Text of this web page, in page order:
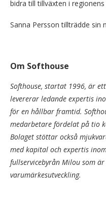
bidra till tillväxten i regionens
Sanna Persson tillträdde sin
Om Softhouse
Softhouse, startat 1996, är
levererar ledande expertis
för en hållbar framtid.
medarbetare fördelat på tio
Bolaget stöttar också
med kapital och expertis
fullservicebyrån Milou som
varumärkesutveckling.